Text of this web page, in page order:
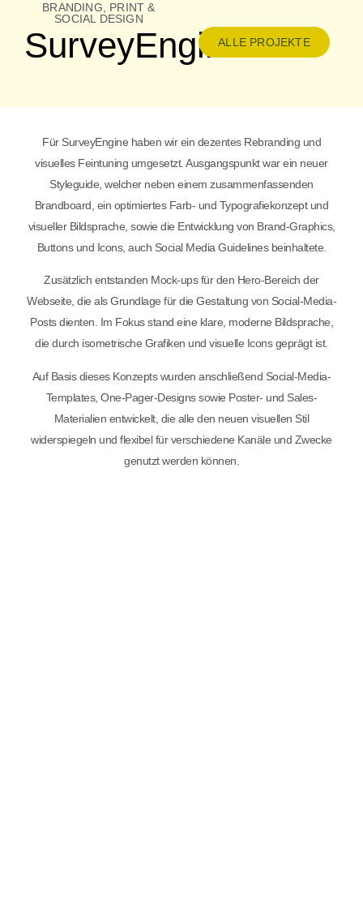
BRANDING, PRINT &
SOCIAL DESIGN
SurveyEngineALLE PROJEKTE
Für SurveyEngine haben wir ein dezentes Rebranding und
visuelles Feintuning umgesetzt. Ausgangspunkt war ein neuer
Styleguide, welcher neben einem zusammenfassenden
Brandboard, ein optimiertes Farb- und Typografiekonzept und
visueller Bildsprache, sowie die Entwicklung von Brand-Graphics,
Buttons und Icons, auch Social Media Guidelines beinhaltete.
Zusätzlich entstanden Mock-ups für den Hero-Bereich der
Webseite, die als Grundlage für die Gestaltung von Social-Media-
Posts dienten. Im Fokus stand eine klare, moderne Bildsprache,
die durch isometrische Grafiken und visuelle Icons geprägt ist.
Auf Basis dieses Konzepts wurden anschließend Social-Media-
Templates, One-Pager-Designs sowie Poster- und Sales-
Materialien entwickelt, die alle den neuen visuellen Stil
widerspiegeln und flexibel für verschiedene Kanäle und Zwecke
genutzt werden können.